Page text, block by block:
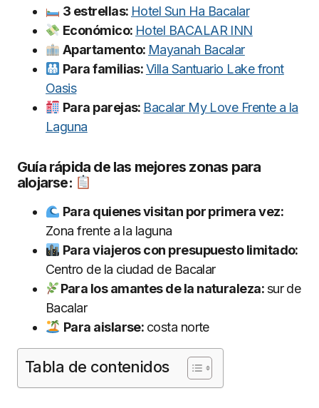
3 estrellas: Hotel Sun Ha Bacalar
Económico: Hotel BACALAR INN
Apartamento: Mayanah Bacalar
Para familias:Villa Santuario Lake front
Oasis
Para parejas: Bacalar My Love Frente a la
Laguna
Guía rápida de las mejores zonas para
alojarse:
Para quienes visitan por primera vez:
Zona frente a la laguna
Para viajeros con presupuesto limitado:
Centro de la ciudad de Bacalar
Para los amantes de la naturaleza:sur de
Bacalar
Para aislarse: costa norte
Tabla de contenidos